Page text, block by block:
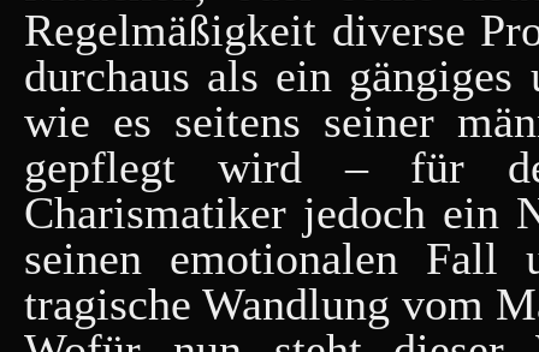
Regelmäßigkeit diverse
durchaus als ein
wie es seitens seiner
gepflegt wird – für
Charismatiker jedoch ein
seinen emotionalen Fall
tragische Wandlung vom